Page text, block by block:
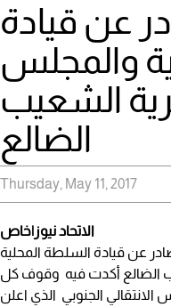
عن قيادة
والمجلس
الشعيب
الضالع
Thursday, May 11, 2017
الاتحاد نيوز|خاص
عن قيادة السلطة المحلية
الضالع أكدت فيه وقوف كل
الانتقالي الجنوبي الذي اعلن